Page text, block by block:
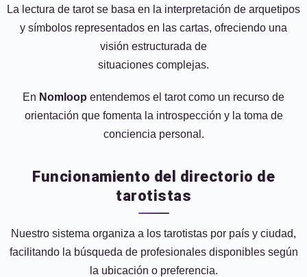
La lectura de tarot se basa en la interpretación de arquetipos
y símbolos representados en las cartas, ofreciendo una
visión estructurada de
situaciones complejas.
En Nomloop entendemos el tarot como un recurso de
orientación que fomenta la introspección y la toma de
conciencia personal.
Funcionamiento del directorio de
tarotistas
Nuestro sistema organiza a los tarotistas por país y ciudad,
facilitando la búsqueda de profesionales disponibles según
la ubicación o preferencia.